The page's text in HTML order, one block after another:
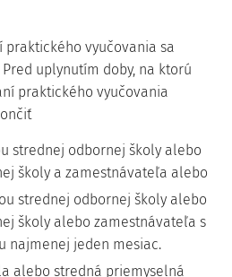
praktického vyučovania sa
uplynutím doby, na ktorú
praktického vyučovania
strednej odbornej školy alebo
školy a zamestnávateľa alebo
strednej odbornej školy alebo
školy alebo zamestnávateľa s
najmenej jeden mesiac.
alebo stredná priemyselná